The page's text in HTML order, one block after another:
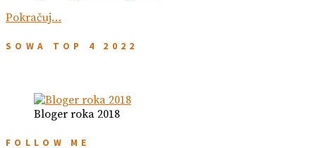
Pokračuj…
SOWA TOP 4 2022
Bloger roka 2018
FOLLOW ME